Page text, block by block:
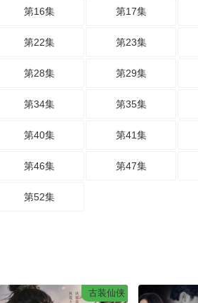
第16集 第17集
第22集 第23集
第28集 第29集
第34集 第35集
第40集 第41集
第46集 第47集
第52集
古装仙侠